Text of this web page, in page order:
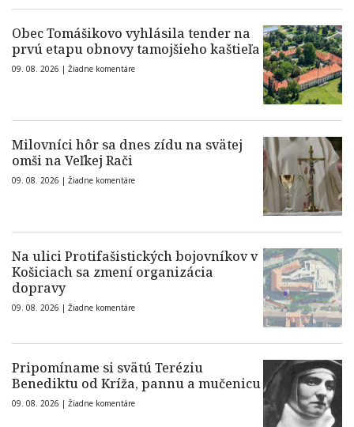
Obec Tomášikovo vyhlásila tender na
prvú etapu obnovy tamojšieho kaštieľa
09. 08. 2026 | Žiadne komentáre
Milovníci hôr sa dnes zídu na svätej
omši na Veľkej Rači
09. 08. 2026 | Žiadne komentáre
Na ulici Protifašistických bojovníkov v
Košiciach sa zmení organizácia
dopravy
09. 08. 2026 | Žiadne komentáre
Pripomíname si svätú Teréziu
Benediktu od Kríža, pannu a mučenicu
09. 08. 2026 | Žiadne komentáre